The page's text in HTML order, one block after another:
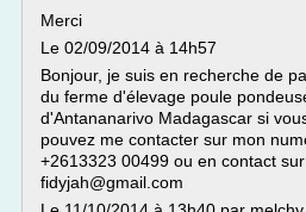
Merci
Le 02/09/2014 à 14h57
Bonjour, je suis en recherche de
du ferme d'élevage poule
d'Antananarivo Madagascar si
pouvez me contacter sur mon
+2613323 00499 ou en contact
fidyjah@gmail.com